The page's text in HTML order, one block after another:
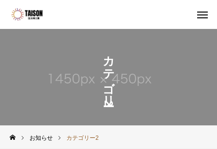
カテゴリー2
お知らせ カテゴリー2
施工メニュー